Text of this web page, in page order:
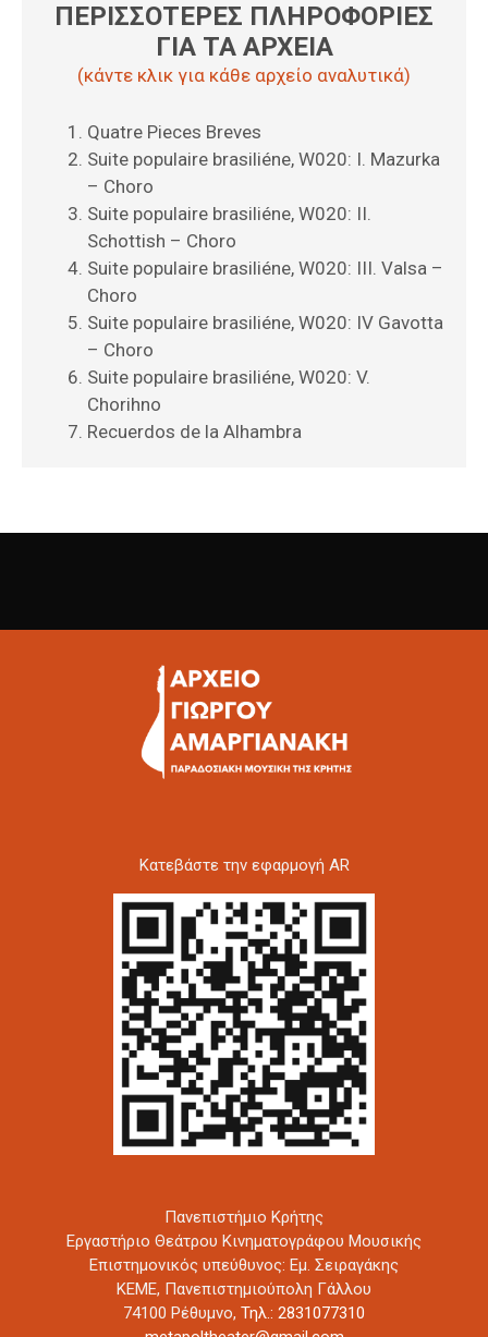
ΠΕΡΙΣΣΟΤΕΡΕΣ ΠΛΗΡΟΦΟΡΙΕΣ
ΓΙΑ ΤΑ ΑΡΧΕΙΑ
(κάντε κλικ για κάθε αρχείο αναλυτικά)
Quatre Pieces Breves
Suite populaire brasiliéne, W020: I. Mazurka
– Choro
Suite populaire brasiliéne, W020: II.
Schottish – Choro
Suite populaire brasiliéne, W020: III. Valsa –
Choro
Suite populaire brasiliéne, W020: IV Gavotta
– Choro
Suite populaire brasiliéne, W020: V.
Chorihno
Recuerdos de la Alhambra
Kατεβάστε την εφαρμογή AR
Πανεπιστήμιο Κρήτης
Εργαστήριο Θεάτρου Κινηματογράφου Μουσικής
Επιστημονικός υπεύθυνος: Εμ. Σειραγάκης
ΚΕΜΕ, Πανεπιστημιούπολη Γάλλου
74100 Ρέθυμνο, Τηλ.: 2831077310